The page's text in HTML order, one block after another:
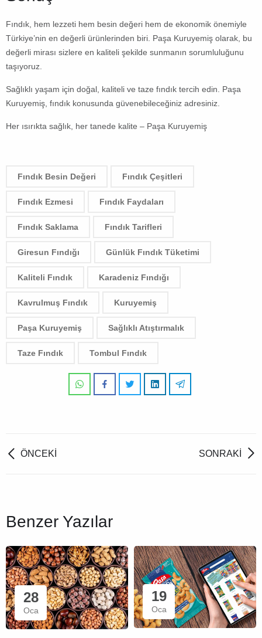
Fındık, hem lezzeti hem besin değeri hem de ekonomik önemiyle
Türkiye’nin en değerli ürünlerinden biri. Paşa Kuruyemiş olarak, bu
değerli mirası sizlere en kaliteli şekilde sunmanın sorumluluğunu
taşıyoruz.
Sağlıklı yaşam için doğal, kaliteli ve taze fındık tercih edin. Paşa
Kuruyemiş, fındık konusunda güvenebileceğiniz adresiniz.
Her ısırıkta sağlık, her tanede kalite – Paşa Kuruyemiş
Fındık Besin Değeri Fındık Çeşitleri
Fındık Ezmesi Fındık Faydaları
Fındık Saklama Fındık Tarifleri
Giresun Fındığı Günlük Fındık Tüketimi
Kaliteli Fındık Karadeniz Fındığı
Kavrulmuş Fındık Kuruyemiş
Paşa Kuruyemiş Sağlıklı Atıştırmalık
Taze Fındık Tombul Fındık
ÖNCEKI SONRAKI
Benzer Yazılar
28
Oca
19
Oca